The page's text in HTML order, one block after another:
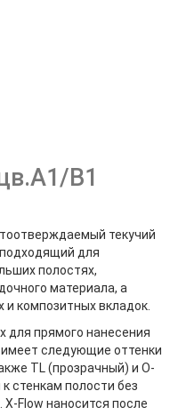
В1
текучий
для
полостях,
материала, а
композитных вкладок.
для прямого нанесения
следующие оттенки
TL (прозрачный) и О-
стенкам полости без
Flow наносится после